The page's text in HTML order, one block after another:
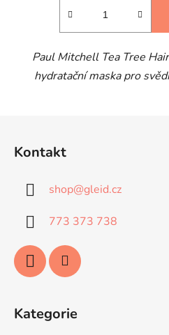
Paul Mitchell Tea Tree
hydratační maska pro
Kontakt
shop@gleid.cz
773 373 738
Kategorie